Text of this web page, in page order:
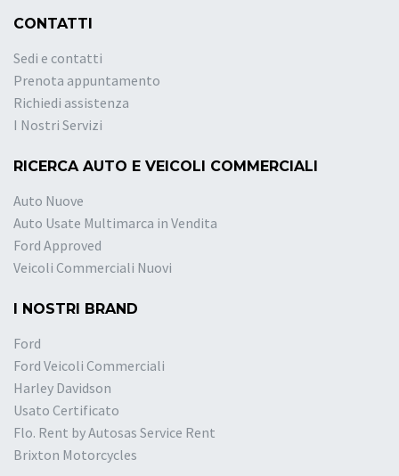
CONTATTI
Sedi e contatti
Prenota appuntamento
Richiedi assistenza
I Nostri Servizi
RICERCA AUTO E VEICOLI COMMERCIALI
Auto Nuove
Auto Usate Multimarca in Vendita
Ford Approved
Veicoli Commerciali Nuovi
I NOSTRI BRAND
Ford
Ford Veicoli Commerciali
Harley Davidson
Usato Certificato
Flo. Rent by Autosas Service Rent
Brixton Motorcycles